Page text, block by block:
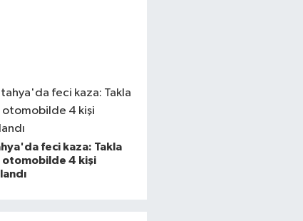
feci kaza: Takla
otomobilde 4 kişi